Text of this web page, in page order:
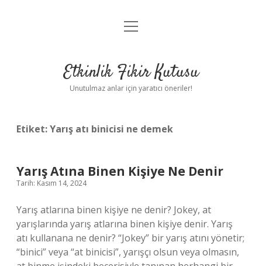
Anasayfa
Yasal Uyarı
menüyü
Etkinlik Fikir Kutusu
Unutulmaz anlar için yaratıcı öneriler!
Etiket:Yarış atı binicisi ne demek
Yarış Atına Binen Kişiye Ne Denir
Tarih: Kasım 14, 2024
Yarış atlarına binen kişiye ne denir? Jokey, at
yarışlarında yarış atlarına binen kişiye denir. Yarış
atı kullanana ne denir? “Jokey” bir yarış atını yönetir;
“binici” veya “at binicisi”, yarışçı olsun veya olmasın,